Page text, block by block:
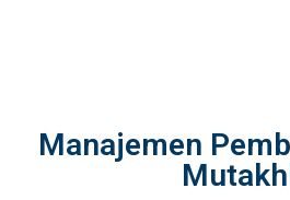
Manajemen